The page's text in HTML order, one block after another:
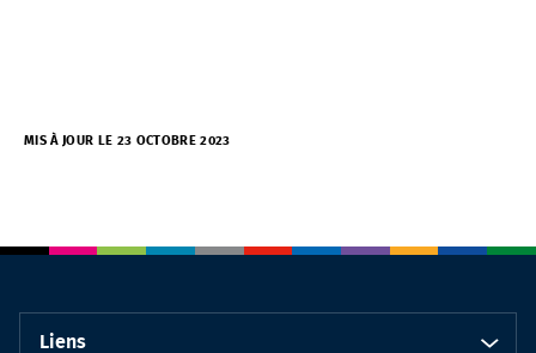
MIS À JOUR LE 23 OCTOBRE 2023
Liens